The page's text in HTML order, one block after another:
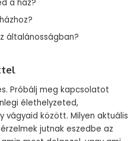
a ház?
általánosságban?
Próbálj meg kapcsolatot
élethelyzeted,
vágyaid között. Milyen aktuális
jutnak eszedbe az